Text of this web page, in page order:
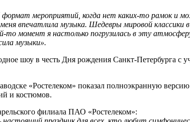
мероприятий, когда нет каких-то рамок и
впечатлила музыка. Шедевры мировой классики
момент я настолько погрузилась в эту
музыки».
шоу в честь Дня рождения Санкт-Петербурга с
«Ростелеком» показал полноэкранную
и костюмов.
филиала ПАО «Ростелеком»: